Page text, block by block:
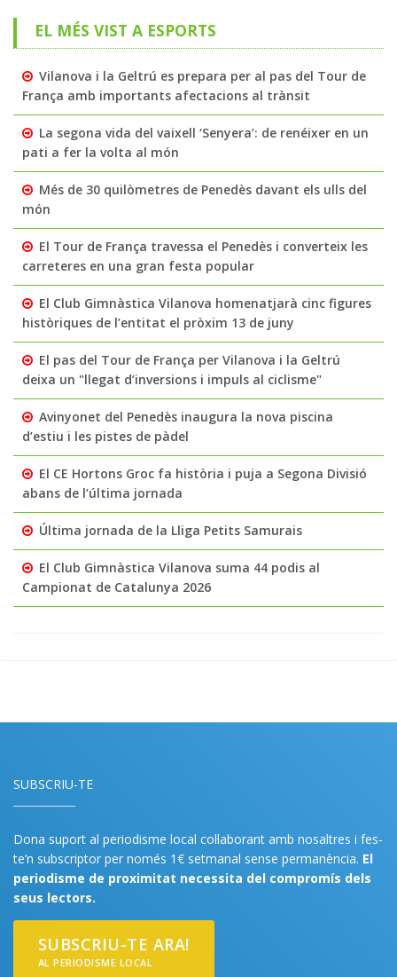
EL MÉS VIST A ESPORTS
Vilanova i la Geltrú es prepara per al pas del Tour de
França amb importants afectacions al trànsit
La segona vida del vaixell ‘Senyera’: de renéixer en un
pati a fer la volta al món
Més de 30 quilòmetres de Penedès davant els ulls del
món
El Tour de França travessa el Penedès i converteix les
carreteres en una gran festa popular
El Club Gimnàstica Vilanova homenatjarà cinc figures
històriques de l’entitat el pròxim 13 de juny
El pas del Tour de França per Vilanova i la Geltrú
deixa un "llegat d’inversions i impuls al ciclisme"
Avinyonet del Penedès inaugura la nova piscina
d’estiu i les pistes de pàdel
El CE Hortons Groc fa història i puja a Segona Divisió
abans de l’última jornada
Última jornada de la Lliga Petits Samurais
El Club Gimnàstica Vilanova suma 44 podis al
Campionat de Catalunya 2026
SUBSCRIU-TE
Dona suport al periodisme local col·laborant amb nosaltres i fes-
te’n subscriptor per només 1€ setmanal sense permanència. El
periodisme de proximitat necessita del compromís dels
seus lectors.
SUBSCRIU-TE ARA!
AL PERIODISME LOCAL